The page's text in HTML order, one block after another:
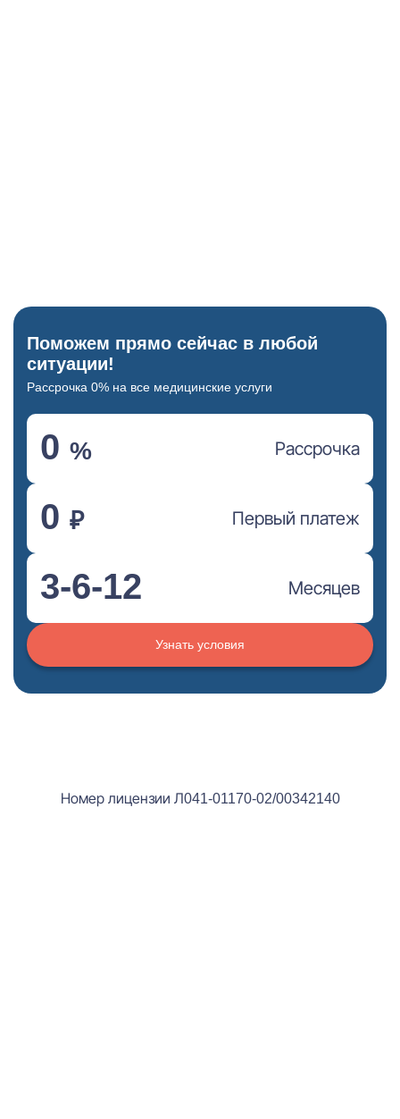
Поможем прямо сейчас в любой
ситуации!
Рассрочка 0% на все медицинские услуги
0 % Рассрочка
0 ₽ Первый платеж
3-6-12 Месяцев
Узнать условия
Номер лицензии Л041-01170-02/00342140